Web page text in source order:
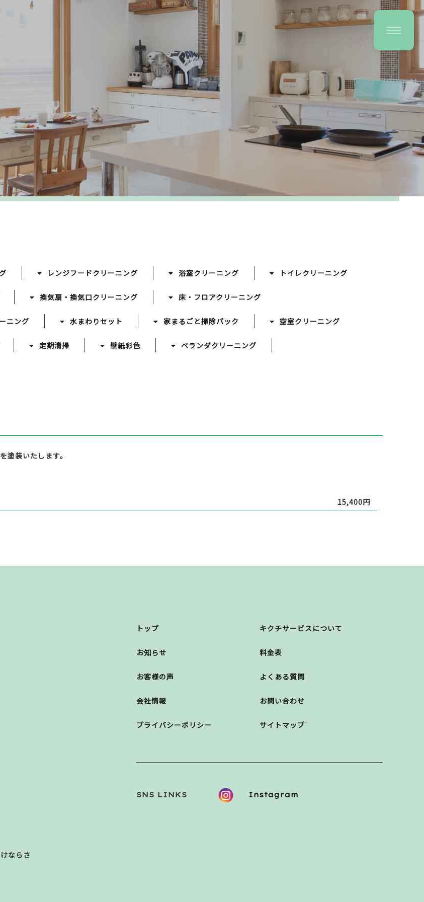
レンジフードクリーニング 浴室クリーニング トイレクリーニング
換気扇・換気口クリーニング 床・フロアクリーニング
ニング 水まわりセット 家まるごと掃除パック 空室クリーニング
定期清掃 壁紙彩色 ベランダクリーニング
塗装いたします。
15,400円
ならさ
トップ キクチサービスについて
お知らせ 料金表
お客様の声 よくある質問
会社情報 お問い合わせ
プライバシーポリシー サイトマップ
SNS LINKS Instagram